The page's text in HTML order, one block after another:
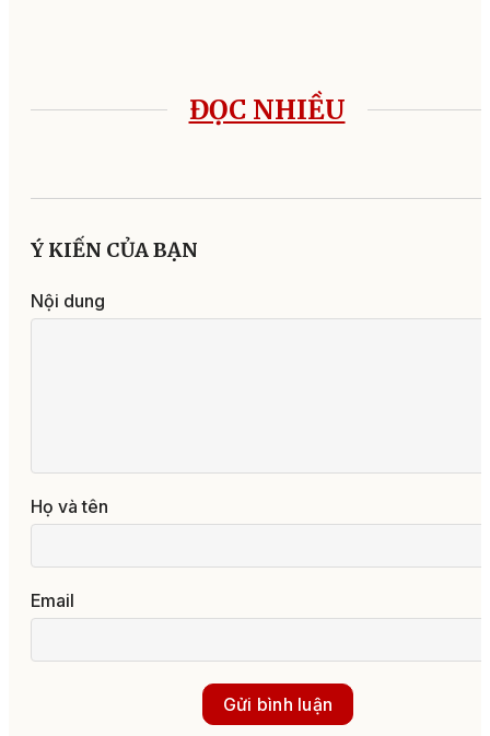
ĐỌC NHIỀU
Ý KIẾN CỦA BẠN
Nội dung
Họ và tên
Email
Gửi bình luận